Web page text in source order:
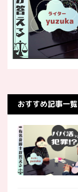
おすすめ記事一覧